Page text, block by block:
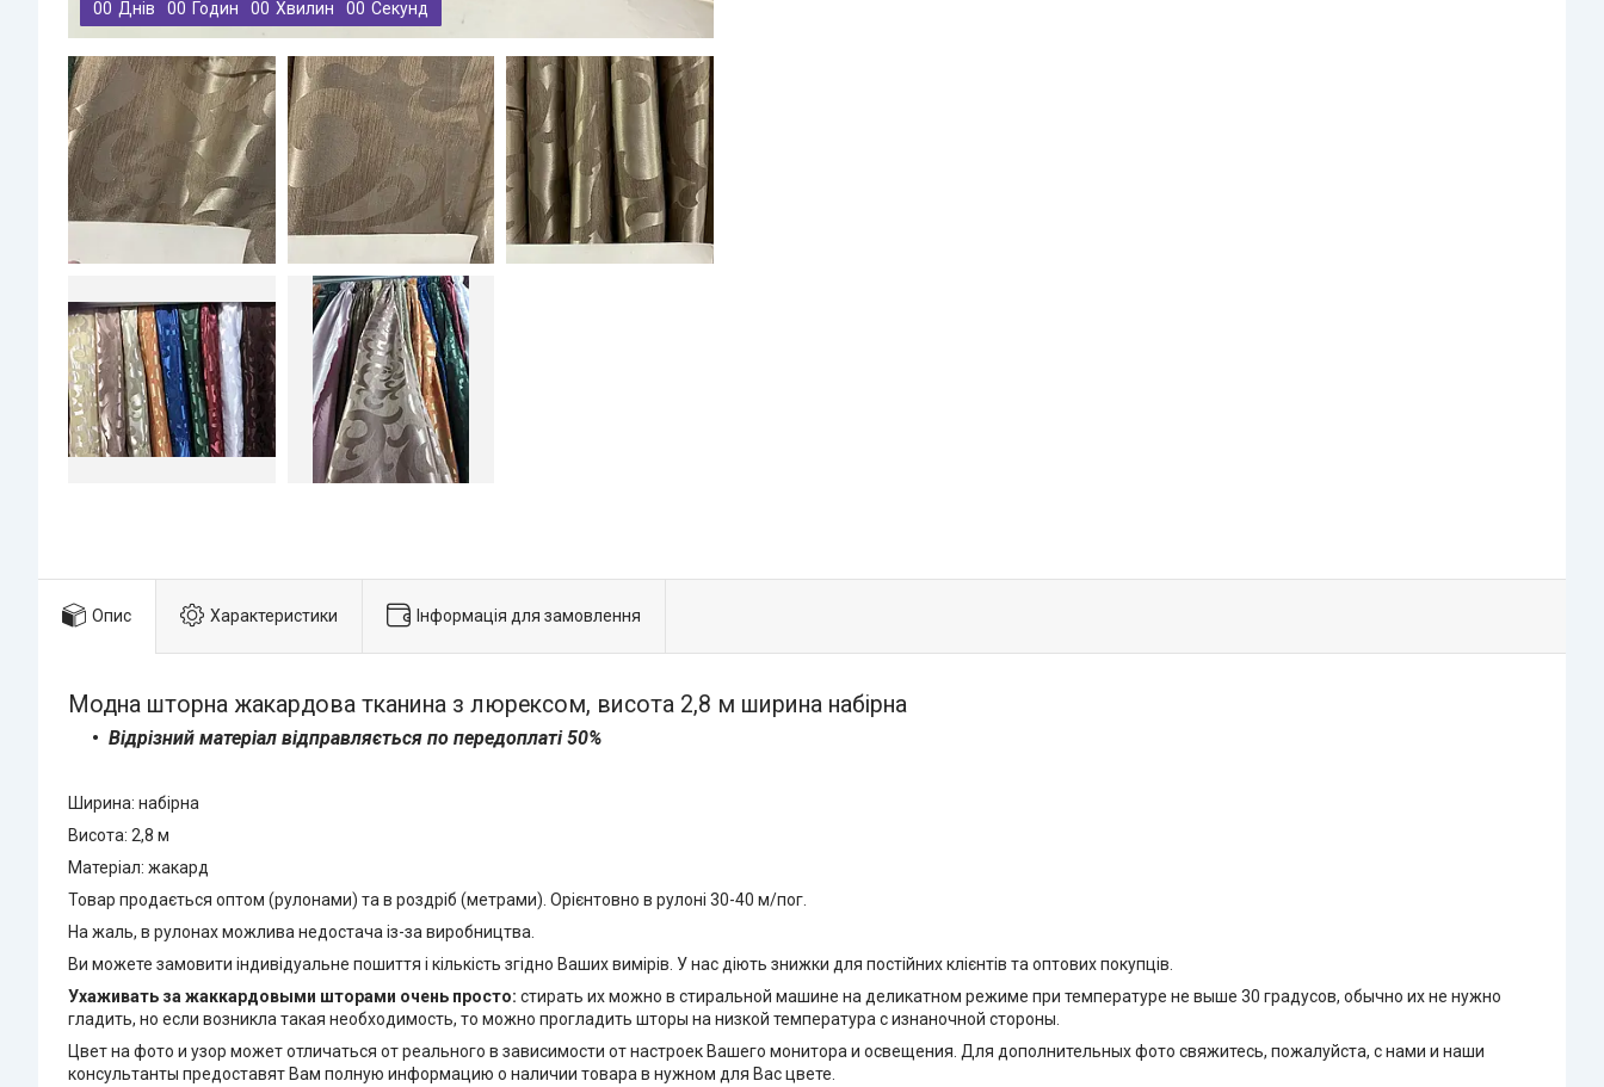
00 Днів 00 Годин 00 Хвилин 00 Секунд
Опис Характеристики Інформація для замовлення
Модна шторна жакардова тканина з люрексом, висота 2,8 м ширина набірна
Відрізний матеріал відправляється по передоплаті 50%
Ширина: набірна
Висота: 2,8 м
Матеріал: жакард
Товар продається оптом (рулонами) та в роздріб (метрами). Орієнтовно в рулоні 30-40 м/пог.
На жаль, в рулонах можлива недостача із-за виробництва.
Ви можете замовити індивідуальне пошиття і кількість згідно Ваших вимірів. У нас діють знижки для постійних клієнтів та оптових покупців.
Ухаживать за жаккардовыми шторами очень просто: стирать их можно в стиральной машине на деликатном режиме при температуре не выше 30 градусов, обычно их не нужно
гладить, но если возникла такая необходимость, то можно прогладить шторы на низкой температура с изнаночной стороны.
Цвет на фото и узор может отличаться от реального в зависимости от настроек Вашего монитора и освещения. Для дополнительных фото свяжитесь, пожалуйста, с нами и наши
консультанты предоставят Вам полную информацию о наличии товара в нужном для Вас цвете.